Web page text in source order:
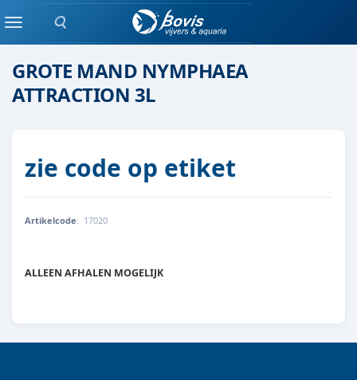
Zoeken
Menuwaterlelie
GROTE MAND NYMPHAEA
ATTRACTION 3L
zie code op etiket
Artikelcode: 17020
99000000001072
ALLEEN AFHALEN MOGELIJK